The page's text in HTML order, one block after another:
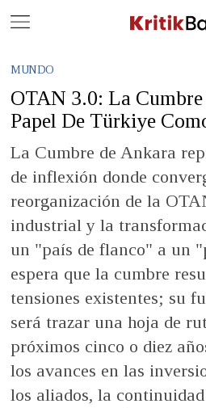
MUNDO
OTAN 3.0: La
Papel De Türkiye
La Cumbre de Ankara
de inflexión donde
reorganización de la
industrial y la
un "país de flanco" a un
espera que la cumbre
tensiones existentes; su
será trazar una hoja de
próximos cinco o diez
los avances en las
los aliados, la